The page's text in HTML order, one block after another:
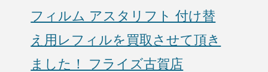
フィルム アスタリフト 付け替
え用レフィルを買取させて頂き
ました！ フライズ古賀店